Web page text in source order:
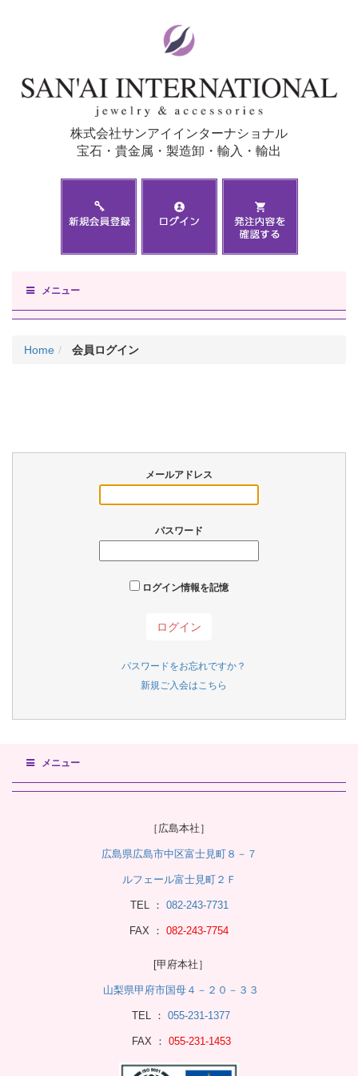
株式会社サンアイインターナショナル
宝石・貴金属・製造卸・輸入・輸出
メニュー
Home 会員ログイン
メールアドレス
パスワード
ログイン情報を記憶
パスワードをお忘れですか？
新規ご入会はこちら
メニュー
［広島本社］
広島県広島市中区富士見町８－７
ルフェール富士見町２Ｆ
TEL ： 082-243-7731
FAX ： 082-243-7754
[甲府本社］
山梨県甲府市国母４－２０－３３
TEL ： 055-231-1377
FAX ： 055-231-1453